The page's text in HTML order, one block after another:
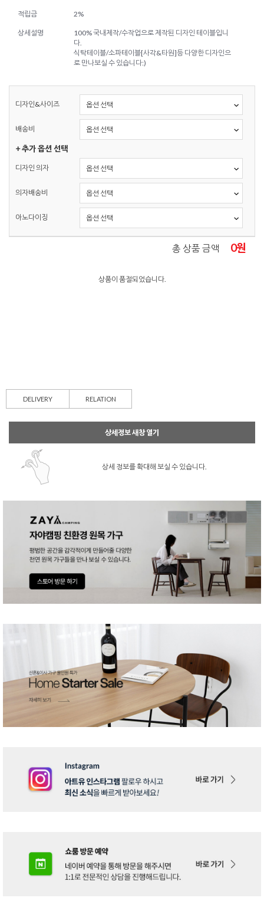
적립금 2%
상세설명
100% 국내제작/수작업으로 제작된 디자인 테이블입니
다.
식탁테이블/소파테이블[사각&타원]등 다양한 디자인으
로 만나보실 수 있습니다:)
디자인&사이즈
배송비
+ 추가 옵션 선택
디자인 의자
의자배송비
아노다이징
총 상품 금액 0원
상품이 품절되었습니다.
DELIVERY RELATION
상세정보 새창 열기
상세 정보를 확대해 보실 수 있습니다.